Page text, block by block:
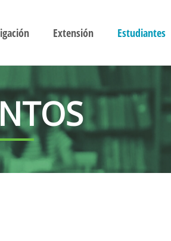
Extensión Estudiantes